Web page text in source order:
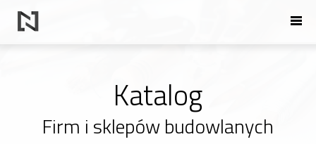
Katalog
Firm i sklepów budowlanych